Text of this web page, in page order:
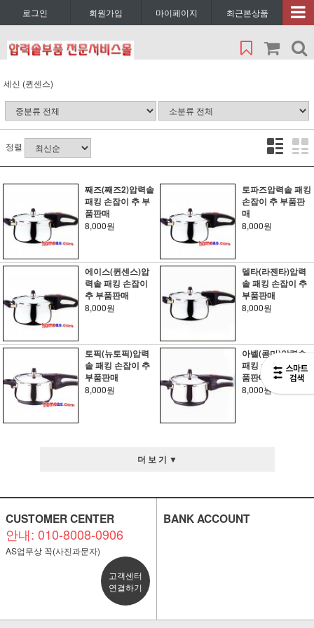
로그인 회원가입 마이페이지 최근본상품
세신 (퀸센스)
정렬
째즈(째즈2)압력솥
패킹 손잡이 추 부
품판매
8,000원
토파즈압력솥 패킹
손잡이 추 부품판
매
8,000원
에이스(퀸센스)압
력솥 패킹 손잡이
추 부품판매
8,000원
델타(라젠타)압력
솥 패킹 손잡이 추
부품판매
8,000원
토픽(뉴토픽)압력
솥 패킹 손잡이 추
부품판매
8,000원
아벨(콤마)압력솥
패킹 손잡이 추 부
품판매
8,000원
더 보 기 ▼
CUSTOMER CENTER
안내: 010-8008-0906
AS업무상 꼭(사진과문자)
고객센터
연결하기
BANK ACCOUNT